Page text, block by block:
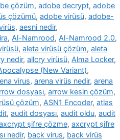
çözüm, adobe decrypt, adobe
çözümü, adobe virüsü, adobe-
, aesni nedir,
, Al-Namrood, Al-Namrood 2.0,
, aleta virüsü çözüm, aleta
nedir, allcry virüsü, Alma Locker,
(New Variant),
virus, arena virüs nedir, arena
dosyası, arrow kesin çözüm,
çözüm, ASN1 Encoder, atlas
, audit dosyası, audit oldu, audit
şifre çözme, axcrypt şifre
nedir, back virus, back virüs